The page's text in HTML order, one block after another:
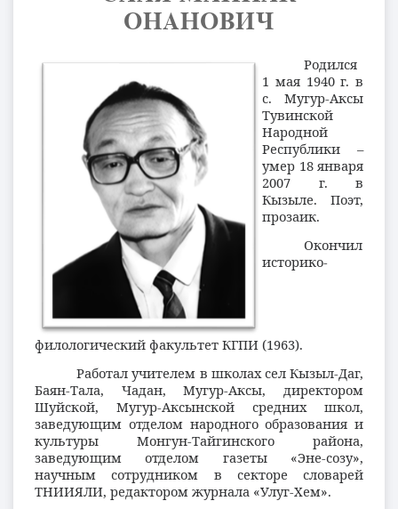
ОНАНОВИЧ
Родился
1 мая 1940 г. в
с. Мугур-Аксы
Тувинской
Народной
Республики –
умер 18 января
2007 г. в
Кызыле. Поэт,
прозаик.
Окончил
историко-
филологический факультет КГПИ (1963).
Работал учителем в школах сел Кызыл-Даг,
Баян-Тала, Чадан, Мугур-Аксы, директором
Шуйской, Мугур-Аксынской средних школ,
заведующим отделом народного образования и
культуры Монгун-Тайгинского района,
заведующим отделом газеты «Эне-созу»,
научным сотрудником в секторе словарей
ТНИИЯЛИ, редактором журнала «Улуг-Хем».